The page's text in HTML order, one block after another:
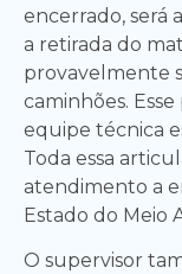
encerrado, será
a retirada do
provavelmente
caminhões.
equipe técnica
Toda essa
atendimento a
Estado do Meio
O supervisor